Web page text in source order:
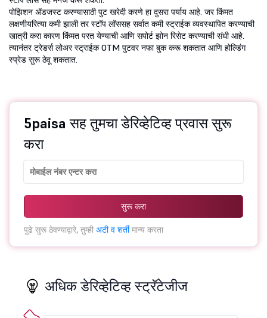
पोझिशन ॲडजस्ट करण्यासाठी पुट खरेदी करणे हा दुसरा पर्याय आहे. जर किंमत
लक्षणीयरित्या कमी झाली तर स्टॉप लॉससह सर्वात कमी स्ट्राईक व्यवस्थापित करण्याची
खात्री करा कारण किंमत परत येण्याची आणि सपोर्ट झोन रिसेट करण्याची संधी आहे.
त्यानंतर ट्रेडर्स लोअर स्ट्राईक OTM पुटवर नफा बुक करू शकतात आणि होल्डिंग
स्प्रेड सुरू ठेवू शकतात.
5paisa सह तुमचा डेरिव्हेटिव्ह प्रवास सुरू
करा
सुरू करा
पुढे सुरू ठेवण्याद्वारे, तुम्ही अटी व शर्तीमान्य करता
अधिक डेरिव्हेटिव्ह स्ट्रॅटेजीज